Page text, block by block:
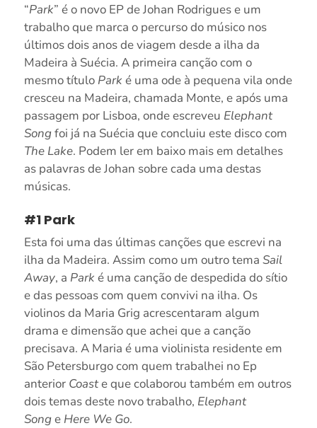
“Park” é o novo EP de Johan Rodrigues e um
trabalho que marca o percurso do músico nos
últimos dois anos de viagem desde a ilha da
Madeira à Suécia. A primeira canção com o
mesmo título Park é uma ode à pequena vila onde
cresceu na Madeira, chamada Monte, e após uma
passagem por Lisboa, onde escreveu Elephant
Songfoi já na Suécia que concluiu este disco com
The Lake. Podem ler em baixo mais em detalhes
as palavras de Johan sobre cada uma destas
músicas.
#1 Park
Esta foi uma das últimas canções que escrevi na
ilha da Madeira. Assim como um outro tema Sail
Away, a Park é uma canção de despedida do sítio
e das pessoas com quem convivi na ilha. Os
violinos da Maria Grig acrescentaram algum
drama e dimensão que achei que a canção
precisava. A Maria é uma violinista residente em
São Petersburgo com quem trabalhei no Ep
anterior Coaste que colaborou também em outros
dois temas deste novo trabalho, Elephant
Songe Here We Go.